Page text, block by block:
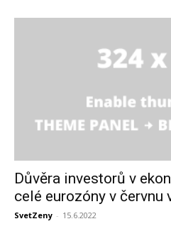
Důvěra investorů v
celé eurozóny v červnu
SvetZeny - 15.6.2022